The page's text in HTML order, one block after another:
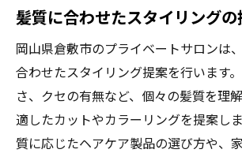
髪質に合わせたスタイリング
岡山県倉敷市のプライベートサロンは
合わせたスタイリング提案を行います
さ、クセの有無など、個々の髪質を理
適したカットやカラーリングを提案し
質に応じたヘアケア製品の選び方や、